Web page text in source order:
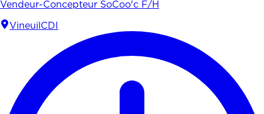
Vendeur-Concepteur SoCoo'c F/H
Vineuil CDI